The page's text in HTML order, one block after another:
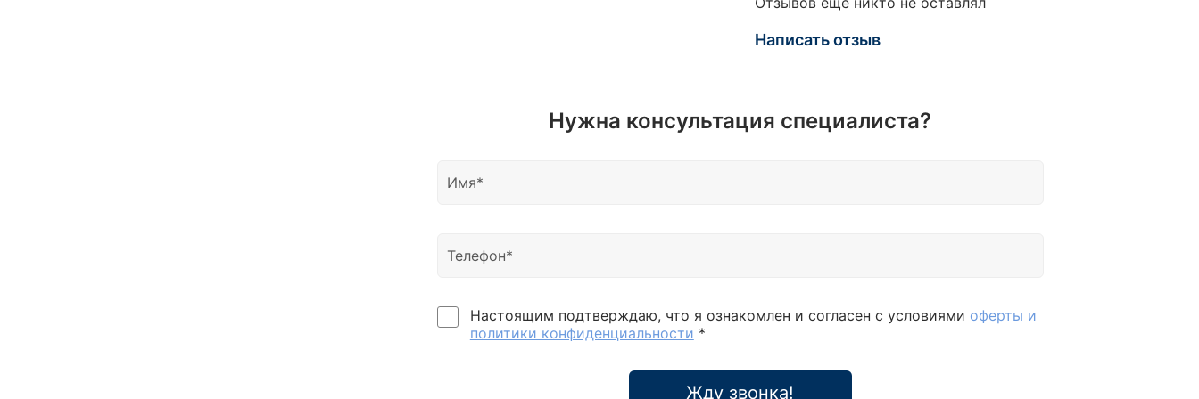
6-граней дюймовые 1/2": 5/16; 1; 1-1/16; 1-1/4; -
Биты TORX 25 мм 1/4": Т10-Т15-Т20-Т25-Т27-Т30-
Т40 - Головки-биты 3/8": HEX 3-4-5-6-8-10 мм; PZ
Т60 - Трещотки реверсивные: 1/4" - 3/8" - 1/2" -
Удлинители: 1/4" 100 мм; 3/8" 75-150 мм; 1/2" 125-
Написать отзыв
Нужна консультация специалиста?
Настоящим подтверждаю, что я ознакомлен и согласен с условиями оферты и
политики конфиденциальности *
Жду звонка!